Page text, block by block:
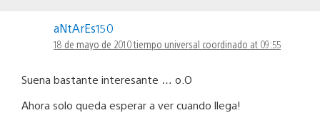
aNtArEs150
18 de mayo de 2010 tiempo universal coordinado at 09:55
Suena bastante interesante … o.O
Ahora solo queda esperar a ver cuando llega!